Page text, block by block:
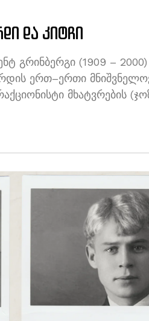
და კიტჩი
გრინბერგი (1909 – 2000)
ერთ–ერთი
მხატვრების